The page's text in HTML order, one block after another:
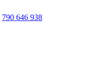
790 646 938